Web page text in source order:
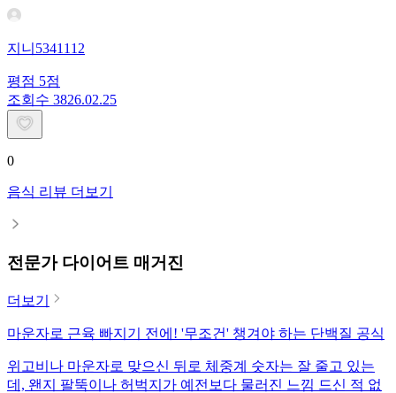
지니5341112
평점 5점
조회수 3826.02.25
0
음식 리뷰 더보기
전문가 다이어트 매거진
더보기
마운자로 근육 빠지기 전에! '무조건' 챙겨야 하는 단백질 공식
위고비나 마운자로 맞으신 뒤로 체중계 숫자는 잘 줄고 있는
데, 왠지 팔뚝이나 허벅지가 예전보다 물러진 느낌 드신 적 없